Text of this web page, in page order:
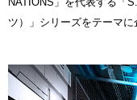
ツ）」シリーズをテーマに